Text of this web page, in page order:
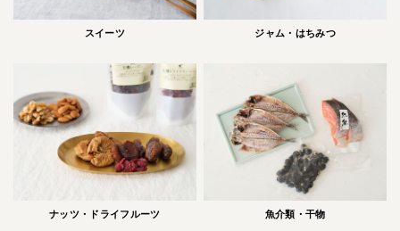
スイーツ ジャム・はちみつ
ナッツ・ドライフルーツ 魚介類・干物